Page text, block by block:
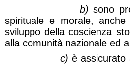
b) sono
spirituale e morale,
sviluppo della coscienza
alla comunità nazionale ed
c) è assicurato